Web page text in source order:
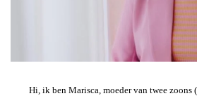
Hi, ik ben Marisca, moeder van twee zoons